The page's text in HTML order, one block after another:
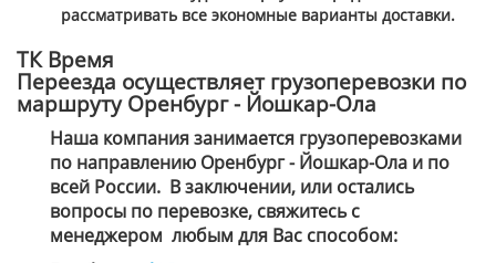
рассматривать все экономные варианты доставки.
ТК Время
Переезда осуществляет грузоперевозки по
маршруту Оренбург - Йошкар-Ола
Наша компания занимается грузоперевозками
по направлению Оренбург - Йошкар-Ола и по
всей России. В заключении, или остались
вопросы по перевозке, свяжитесь с
менеджером любым для Вас способом: